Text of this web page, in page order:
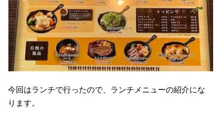
今回はランチで行ったので、ランチメニューの紹介にな
ります。